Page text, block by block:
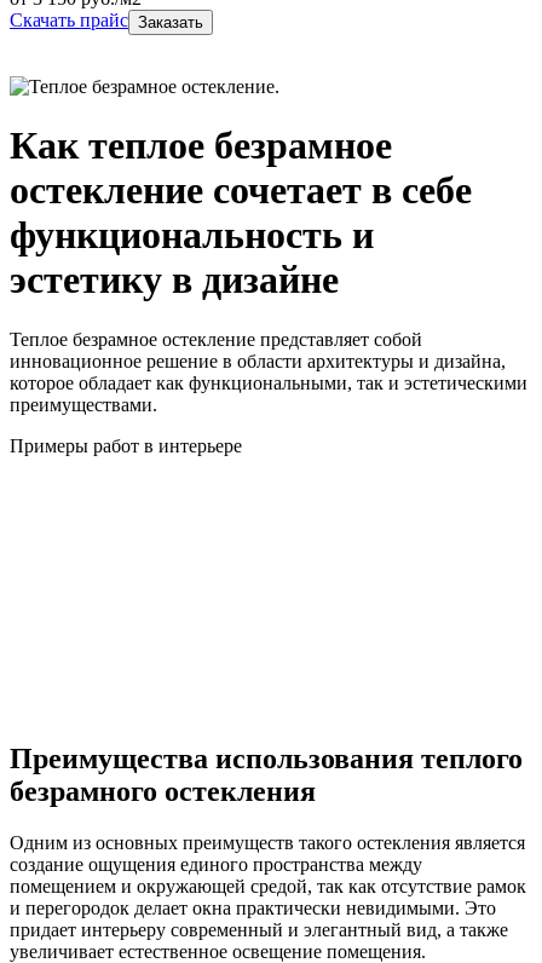
Скачать прайс Заказать
Как теплое безрамное
остекление сочетает в себе
функциональность и
эстетику в дизайне
Теплое безрамное остекление представляет собой
инновационное решение в области архитектуры и дизайна,
которое обладает как функциональными, так и эстетическими
преимуществами.
Примеры работ в интерьере
Преимущества использования теплого
безрамного остекления
Одним из основных преимуществ такого остекления является
создание ощущения единого пространства между
помещением и окружающей средой, так как отсутствие рамок
и перегородок делает окна практически невидимыми. Это
придает интерьеру современный и элегантный вид, а также
увеличивает естественное освещение помещения.